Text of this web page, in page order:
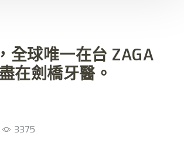
全球唯一在台 ZAGA
在劍橋牙醫。
3375